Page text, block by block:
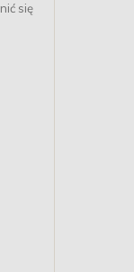
się